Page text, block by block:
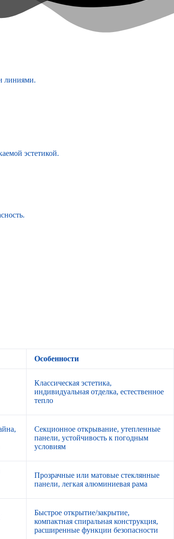
линиями.
эстетикой.
Особенности
Классическая эстетика,
индивидуальная отделка, естественное
тепло
Секционное открывание, утепленные
панели, устойчивость к погодным
условиям
Прозрачные или матовые стеклянные
панели, легкая алюминиевая рама
Быстрое открытие/закрытие,
компактная спиральная конструкция,
расширенные функции безопасности